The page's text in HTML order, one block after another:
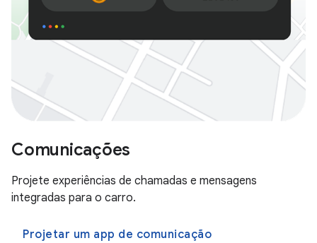
Comunicações
Projete experiências de chamadas e mensagens
integradas para o carro.
Projetar um app de comunicação